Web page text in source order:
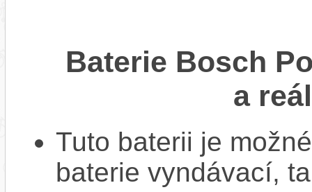
Baterie Bosch
a
Tuto baterii je
baterie vyndávací,